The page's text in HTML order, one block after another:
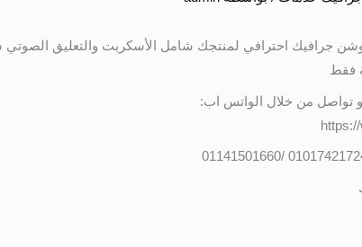
جرافيك احترافي لمنتجك شامل الأسكربت والتعليق
تواصل من خلال الواتس اب: